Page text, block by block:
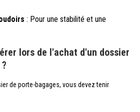
: Pour une stabilité et une
lors de l'achat d'un dossier
de porte-bagages, vous devez tenir